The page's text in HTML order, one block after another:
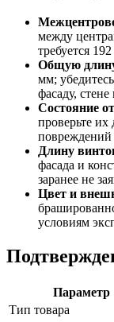
между
требуется
Общую
мм;
фасаду,
Состояние
проверьте их
повреждений
Длину
фасада и
заранее не
Цвет и
условиям
Параметр
Тип товара